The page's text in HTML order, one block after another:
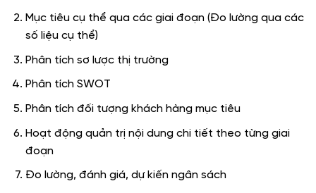
Mục tiêu cụ thể qua các giai đoạn (Đo lường qua các
số liệu cụ thể)
Phân tích sơ lược thị trường
Phân tích SWOT
Phân tích đối tượng khách hàng mục tiêu
Hoạt động quản trị nội dung chi tiết theo từng giai
đoạn
Đo lường, đánh giá, dự kiến ngân sách